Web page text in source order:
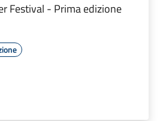
Festival - Prima edizione